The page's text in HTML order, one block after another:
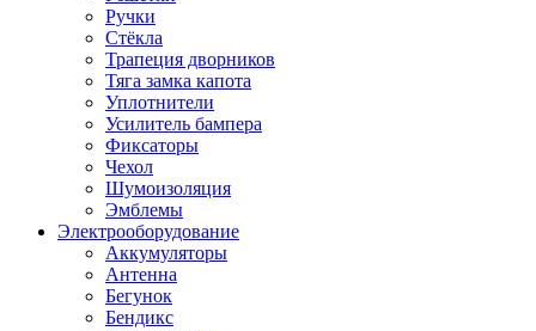
Ручки
Стёкла
Трапеция дворников
Тяга замка капота
Уплотнители
Усилитель бампера
Фиксаторы
Чехол
Шумоизоляция
Эмблемы
Электрооборудование
Аккумуляторы
Антенна
Бегунок
Бендикс